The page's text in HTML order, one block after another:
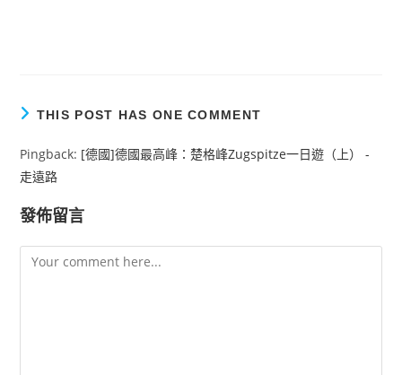
THIS POST HAS ONE COMMENT
Pingback: [德國]德國最高峰：楚格峰Zugspitze一日遊（上） -
走遠路
發佈留言
Comment